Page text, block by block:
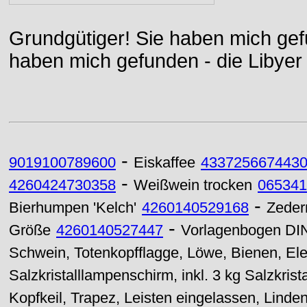
Grundgütiger! Sie haben mich
haben mich gefunden - die
9019100789600 - Eiskaffee 4337256674430
4260424730358 - Weißwein trocken
Bierhumpen 'Kelch' 4260140529168 -
Größe 4260140527447 - Vorlagenbogen
Schwein, Totenkopfflagge, Löwe, Bienen,
Salzkristalllampenschirm, inkl. 3 kg
Kopfkeil, Trapez, Leisten eingelassen,